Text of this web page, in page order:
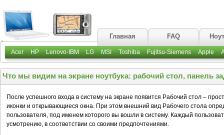
Главная FAQ
Acer HP Lenovo-IBM LG MSI Toshiba Fujitsu-Siemens Apple
Что мы видим на экране ноутбука: рабочий стол, панель
После успешного входа в систему на экране появится Рабочий стол –
иконки и открывающиеся окна. При этом внешний вид Рабочего стола
пользователя, под именем которого вы вошли в систему. Каждый
усмотрению, в соответствии со своими предпочтениями.